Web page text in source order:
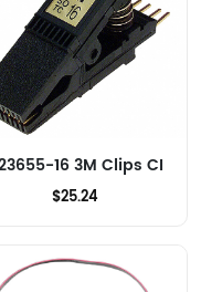
16 3M Clips CI
$25.24